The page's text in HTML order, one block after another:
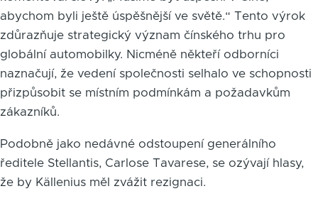
abychom byli ještě úspěšnější ve světě.“ Tento výrok
zdůrazňuje strategický význam čínského trhu pro
globální automobilky. Nicméně někteří odborníci
naznačují, že vedení společnosti selhalo ve schopnosti
přizpůsobit se místním podmínkám a požadavkům
zákazníků.
Podobně jako nedávné odstoupení generálního
ředitele Stellantis, Carlose Tavarese, se ozývají hlasy,
že by Källenius měl zvážit rezignaci.